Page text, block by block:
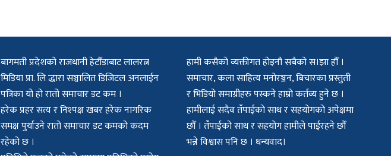
बागमती प्रदेशको राजधानी हेटौँडाबाट लालरत्न
मिडिया प्रा. लि द्धारा सञ्चालित डिजिटल अनलाईन
पत्रिका यो हो रातो समाचार डट कम ।
हरेक प्रहर सत्य र निश्पक्ष खबर हरेक नागरिक
समक्ष पुर्याउने रातो समाचार डट कमको कदम
रहेको छ ।
हामी कसैको व्यक्तीगत होइनौ सबैको स।झा हौँ ।
समाचार, कला साहित्य मनोरञ्जन, बिचारका प्रस्तुती
र भिडियो समाग्रीहरु पस्कने हाम्रो कर्तव्य हुने छ ।
हामीलाई सदैव तँपाईको साथ र सहयोगको अपेक्षमा
छौँ । तँपाईको साथ र सहयोग हामीले पाईरहने छौँ
भन्ने विश्वास पनि छ । धन्यवाद।